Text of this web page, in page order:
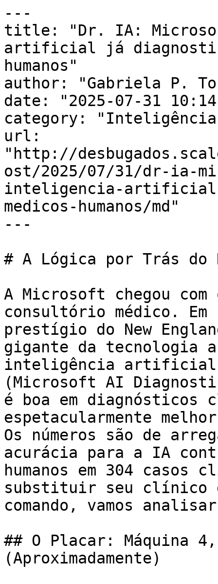
---
title: "Dr. IA:
artificial já
humanos"
author: "Gabriela P.
date: "2025-07-31
category:
url:
"http://
ost/2025/07/31/dr-ia-
inteligencia-artificial-
medicos-humanos/md"
---
# A Lógica por Trás do
A Microsoft chegou
consultório médico. Em
prestígio do New
gigante da tecnologia
inteligência artificial,
(Microsoft AI
é boa em diagnósticos
espetacularmente
Os números são de
acurácia para a IA
humanos em 304 casos
substituir seu clínico
comando, vamos
## O Placar: Máquina 4,
(Aproximadamente)